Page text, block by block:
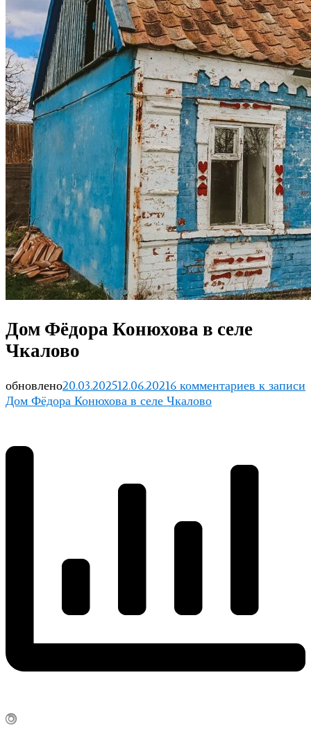
Дом Фёдора Конюхова в селе
Чкалово
обновлено20.03.202512.06.20216 комментариев к записи
Дом Фёдора Конюхова в селе Чкалово